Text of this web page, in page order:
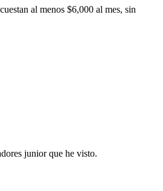
al menos $6,000 al mes, sin
junior que he visto.